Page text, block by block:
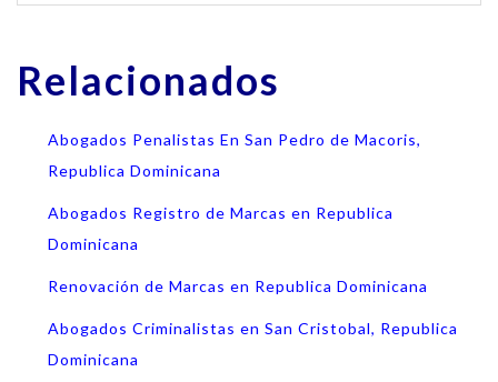
Relacionados
Abogados Penalistas En San Pedro de Macoris,
Republica Dominicana
Abogados Registro de Marcas en Republica
Dominicana
Renovación de Marcas en Republica Dominicana
Abogados Criminalistas en San Cristobal, Republica
Dominicana